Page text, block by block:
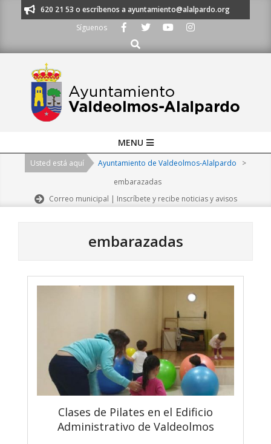
al 91 620 21 53 o escríbenos a ayuntamiento@alalpardo.org
Síguenos
Buscar
Navigation
MENU
Usted está aquí Ayuntamiento de Valdeolmos-Alalpardo
>
embarazadas
Correo municipal | Inscríbete y recibe noticias y avisos
embarazadas
Clases de Pilates en el Edificio
Administrativo de Valdeolmos